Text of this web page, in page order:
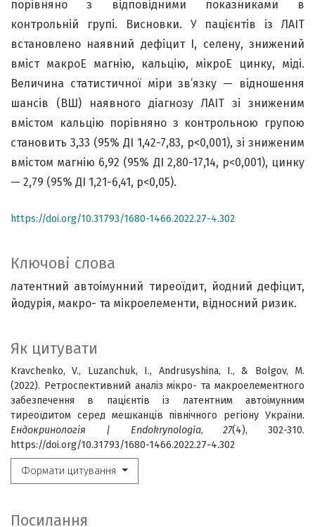
Ключові слова
латентний автоімунний тиреоїдит, йодний дефіцит,
йодурія, макро- та мікроелементи, відносний ризик.
Як цитувати
Kravchenko, V., Luzanchuk, I., Andrusyshina, I., & Bolgov, M.
(2022). Ретроспективний аналіз мікро- та макроелементного
забезпечення в пацієнтів із латентним автоімунним
тиреоїдитом серед мешканців північного регіону України.
Ендокринологія | Endokrynologia,27(4), 302-310.
https://doi.org/10.31793/1680-1466.2022.27-4.302
Формати цитування
порівняно з відповідними показниками в
контрольній групі. Висновки. У пацієнтів із ЛАІТ
встановлено наявний дефіцит I, селену, знижений
вміст макроЕ магнію, кальцію, мікроЕ цинку, міді.
Величина статистичної міри зв’язку — відношення
шансів (ВШ) наявного діагнозу ЛАІТ зі зниженим
вмістом кальцію порівняно з контрольною групою
становить 3,33 (95% ДІ 1,42-7,83, p<0,001), зі зниженим
вмістом магнію 6,92 (95% ДІ 2,80-17,14, p<0,001), цинку
— 2,79 (95% ДІ 1,21-6,41, p<0,05).
https://doi.org/10.31793/1680-1466.2022.27-4.302
Посилання